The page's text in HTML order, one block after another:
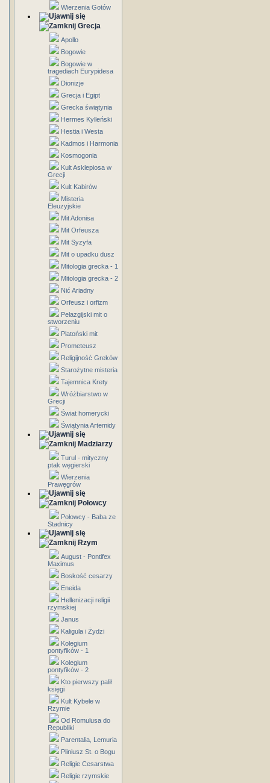
Wierzenia Gotów
Grecja
Apollo
Bogowie
Bogowie w
tragediach Eurypidesa
Dionizje
Grecja i Egipt
Grecka świątynia
Hermes Kylleński
Hestia i Westa
Kadmos i Harmonia
Kosmogonia
Kult Asklepiosa w
Grecji
Kult Kabirów
Misteria
Eleuzyjskie
Mit Adonisa
Mit Orfeusza
Mit Syzyfa
Mit o upadku dusz
Mitologia grecka - 1
Mitologia grecka - 2
Nić Ariadny
Orfeusz i orfizm
Pelazgijski mit o
stworzeniu
Platoński mit
Prometeusz
Religijność Greków
Starożytne misteria
Tajemnica Krety
Wróżbiarstwo w
Grecji
Świat homerycki
Świątynia Artemidy
Madziarzy
Turul - mityczny
ptak węgierski
Wierzenia
Prawęgrów
Połowcy
Połowcy - Baba ze
Stadnicy
Rzym
August - Pontifex
Maximus
Boskość cesarzy
Eneida
Hellenizacji religii
rzymskiej
Janus
Kaligula i Żydzi
Kolegium
pontyfików - 1
Kolegium
pontyfików - 2
Kto pierwszy palił
księgi
Kult Kybele w
Rzymie
Od Romulusa do
Republiki
Parentalia, Lemuria
Pliniusz St. o Bogu
Religie Cesarstwa
Religie rzymskie